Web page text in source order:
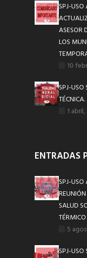
SPJ-
ASESOR
LOS
10
SPJ-USO
TÉCNICA.
1
ENTRADAS
SPJ-
SALUD
TÉRMICO
5
SPJ-